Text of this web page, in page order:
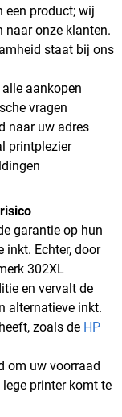
een product; wij
naar onze klanten.
staat bij ons
aankopen
vragen
naar uw adres
printplezier
garantie op hun
inkt. Echter, door
302XL
en vervalt de
alternatieve inkt.
zoals de HP
om uw voorraad
printer komt te